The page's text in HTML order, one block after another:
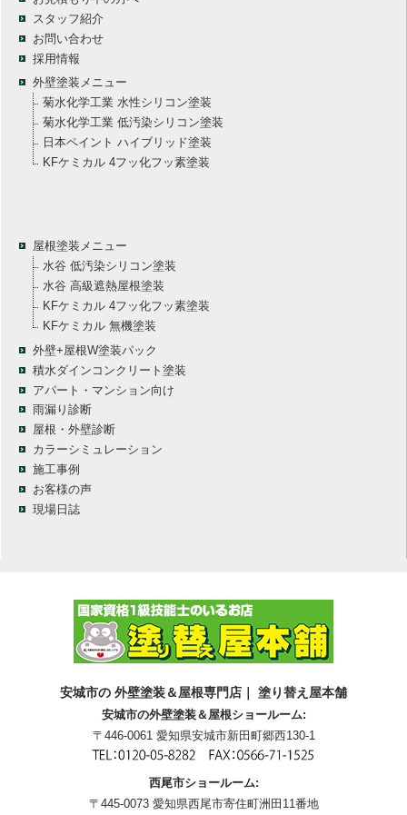
スタッフ紹介
お問い合わせ
採用情報
外壁塗装メニュー
菊水化学工業 水性シリコン塗装
菊水化学工業 低汚染シリコン塗装
日本ペイント ハイブリッド塗装
KFケミカル 4フッ化フッ素塗装
屋根塗装メニュー
水谷 低汚染シリコン塗装
水谷 高級遮熱屋根塗装
KFケミカル 4フッ化フッ素塗装
KFケミカル 無機塗装
外壁+屋根W塗装パック
積水ダインコンクリート塗装
アパート・マンション向け
雨漏り診断
屋根・外壁診断
カラーシミュレーション
施工事例
お客様の声
現場日誌
安城市の 外壁塗装＆屋根専門店｜ 塗り替え屋本舗
安城市の外壁塗装＆屋根ショールーム:
〒446-0061 愛知県安城市新田町郷西130-1
西尾市ショールーム:
〒445-0073 愛知県西尾市寄住町洲田11番地